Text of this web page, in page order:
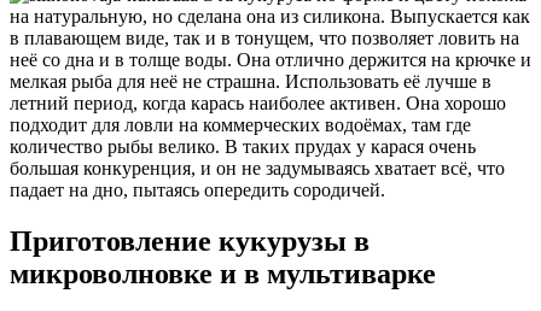
на натуральную, но сделана она из силикона. Выпускается как
в плавающем виде, так и в тонущем, что позволяет ловить на
неё со дна и в толще воды. Она отлично держится на крючке и
мелкая рыба для неё не страшна. Использовать её лучше в
летний период, когда карась наиболее активен. Она хорошо
подходит для ловли на коммерческих водоёмах, там где
количество рыбы велико. В таких прудах у карася очень
большая конкуренция, и он не задумываясь хватает всё, что
падает на дно, пытаясь опередить сородичей.
Приготовление кукурузы в
микроволновке и в мультиварке